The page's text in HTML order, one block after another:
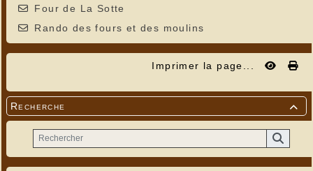
Four de La Sotte
Rando des fours et des moulins
Imprimer la page...

Recherche